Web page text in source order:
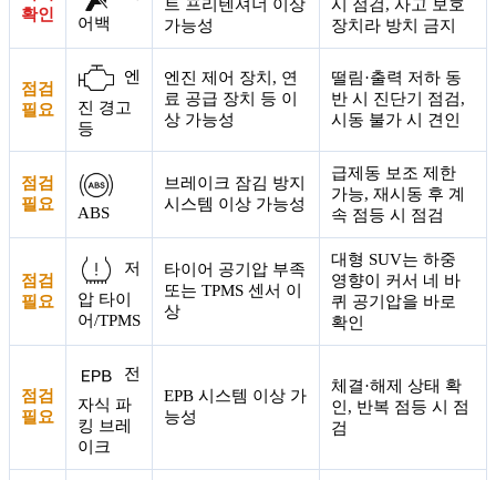
확인
어백
트 프리텐셔너 이상
가능성
시 점검, 사고 보호
장치라 방치 금지
점검
필요
엔
진 경고
등
엔진 제어 장치, 연
료 공급 장치 등 이
상 가능성
떨림·출력 저하 동
반 시 진단기 점검,
시동 불가 시 견인
점검
필요
ABS
브레이크 잠김 방지
시스템 이상 가능성
급제동 보조 제한
가능, 재시동 후 계
속 점등 시 점검
점검
필요
저
압 타이
어/TPMS
타이어 공기압 부족
또는 TPMS 센서 이
상
대형 SUV는 하중
영향이 커서 네 바
퀴 공기압을 바로
확인
점검
필요
전
자식 파
킹 브레
이크
EPB 시스템 이상 가
능성
체결·해제 상태 확
인, 반복 점등 시 점
검